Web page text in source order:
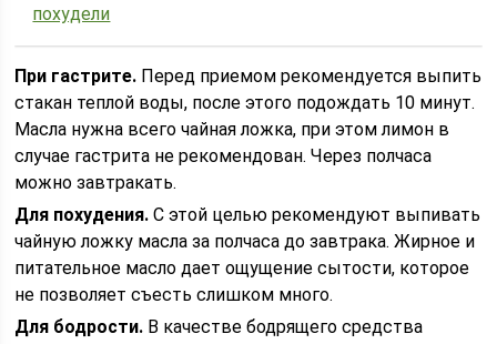
похудели
При гастрите. Перед приемом рекомендуется выпить
стакан теплой воды, после этого подождать 10 минут.
Масла нужна всего чайная ложка, при этом лимон в
случае гастрита не рекомендован. Через полчаса
можно завтракать.
Для похудения. С этой целью рекомендуют выпивать
чайную ложку масла за полчаса до завтрака. Жирное и
питательное масло дает ощущение сытости, которое
не позволяет съесть слишком много.
Для бодрости. В качестве бодрящего средства